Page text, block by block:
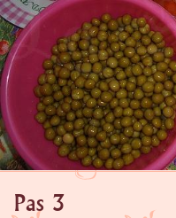
Pas 3